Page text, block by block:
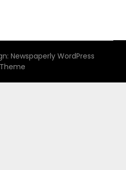
Newspaperly WordPress
Theme